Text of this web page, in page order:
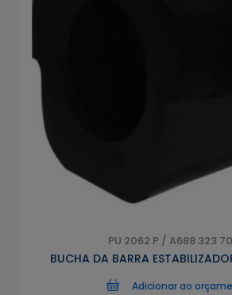
PU 2062 P / A688 323
BUCHA DA BARRA
Adicionar ao